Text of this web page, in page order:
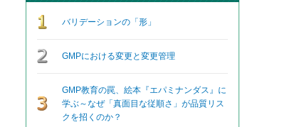
バリデーションの「形」
GMPにおける変更と変更管理
GMP教育の罠、絵本『エパミナンダス』に
学ぶ～なぜ「真面目な従順さ」が品質リス
クを招くのか？